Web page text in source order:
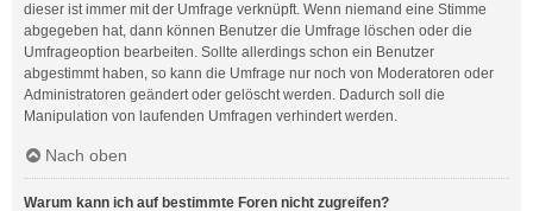
dieser ist immer mit der Umfrage verknüpft. Wenn niemand eine Stimme
abgegeben hat, dann können Benutzer die Umfrage löschen oder die
Umfrageoption bearbeiten. Sollte allerdings schon ein Benutzer
abgestimmt haben, so kann die Umfrage nur noch von Moderatoren oder
Administratoren geändert oder gelöscht werden. Dadurch soll die
Manipulation von laufenden Umfragen verhindert werden.
Nach oben
Warum kann ich auf bestimmte Foren nicht zugreifen?